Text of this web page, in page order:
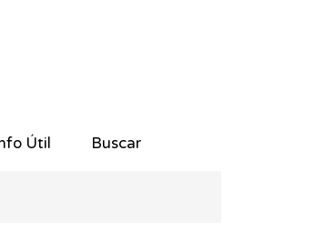
Útil Buscar